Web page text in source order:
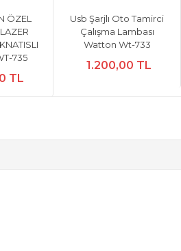
ÖZEL
735
TL
Usb Şarjlı Oto Tamirci
Çalışma Lambası
Watton Wt-733
1.200,00 TL